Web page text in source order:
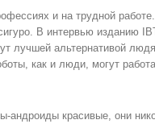
и на трудной работе.
В интервью изданию
лучшей альтернативой
как и люди, могут
андроиды красивые, они